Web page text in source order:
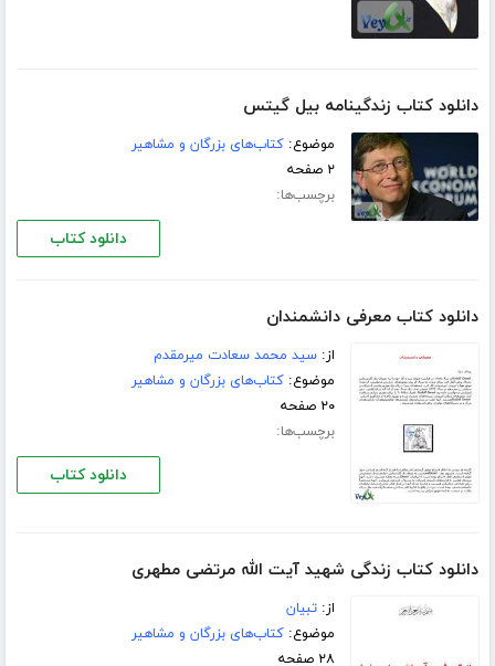
دانلود کتاب زندگینامه بیل گیتس
موضوع:کتاب‌های بزرگان و مشاهیر
۲ صفحه
برچسب‌ها:
دانلود کتاب
دانلود کتاب معرفی دانشمندان
از:سید محمد سعادت میرمقدم
موضوع:کتاب‌های بزرگان و مشاهیر
۲۰ صفحه
برچسب‌ها:
دانلود کتاب
دانلود کتاب زندگی شهید آیت الله مرتضی مطهری
از:تبیان
موضوع:کتاب‌های بزرگان و مشاهیر
۲۸ صفحه